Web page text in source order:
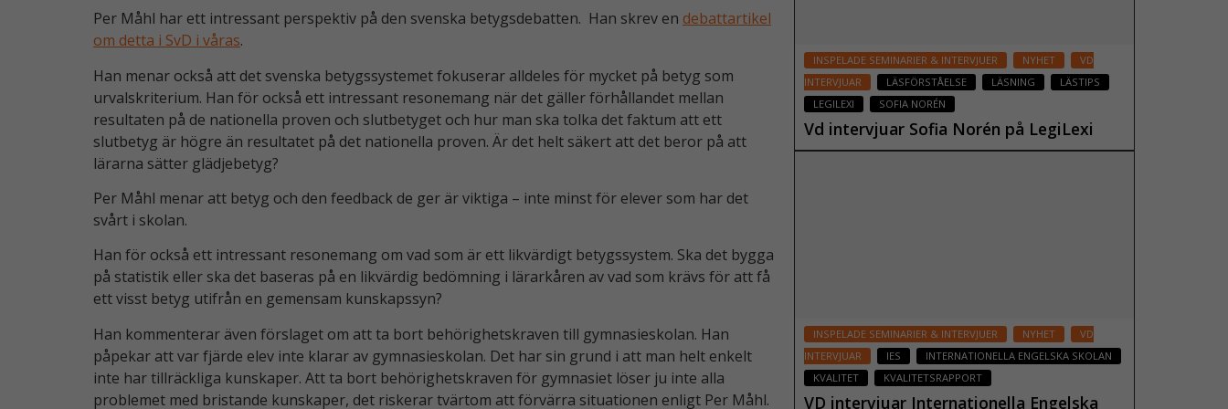
Per Måhl har ett intressant perspektiv på den svenska betygsdebatten. Han skrev en debattartikel
om detta i SvD i våras.
Han menar också att det svenska betygssystemet fokuserar alldeles för mycket på betyg som
urvalskriterium. Han för också ett intressant resonemang när det gäller förhållandet mellan
resultaten på de nationella proven och slutbetyget och hur man ska tolka det faktum att ett
slutbetyg är högre än resultatet på det nationella proven. Är det helt säkert att det beror på att
lärarna sätter glädjebetyg?
Per Måhl menar att betyg och den feedback de ger är viktiga – inte minst för elever som har det
svårt i skolan.
Han för också ett intressant resonemang om vad som är ett likvärdigt betygssystem. Ska det bygga
på statistik eller ska det baseras på en likvärdig bedömning i lärarkåren av vad som krävs för att få
ett visst betyg utifrån en gemensam kunskapssyn?
Han kommenterar även förslaget om att ta bort behörighetskraven till gymnasieskolan. Han
påpekar att var fjärde elev inte klarar av gymnasieskolan. Det har sin grund i att man helt enkelt
inte har tillräckliga kunskaper. Att ta bort behörighetskraven för gymnasiet löser ju inte alla
problemet med bristande kunskaper, det riskerar tvärtom att förvärra situationen enligt Per Måhl.
INSPELADE SEMINARIER & INTERVJUER NYHET
VD
INTERVJUAR
LÄSFÖRSTÅELSE LÄSNING
LÄSTIPS
LEGILEXI
SOFIA NORÉN
Vd intervjuar Sofia Norén på LegiLexi
INSPELADE SEMINARIER & INTERVJUER NYHET
VD
INTERVJUAR
IES
INTERNATIONELLA ENGELSKA SKOLAN
KVALITET
KVALITETSRAPPORT
VD intervjuar Internationella Engelska